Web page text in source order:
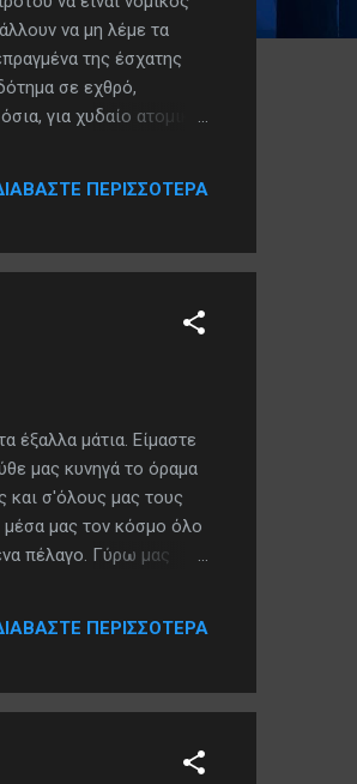
να μη λέμε τα
της έσχατης
σε εχθρό,
για χυδαίο ατομικό
εδάφη ή θάλασσες
ΠΕΡΙΣΣΌΤΕΡΑ
έξαλλα μάτια. Είμαστε
μας κυνηγά το όραμα
και σ'όλους μας τους
μέσα μας τον κόσμο όλο
πέλαγο. Γύρω μας
ΠΕΡΙΣΣΌΤΕΡΑ